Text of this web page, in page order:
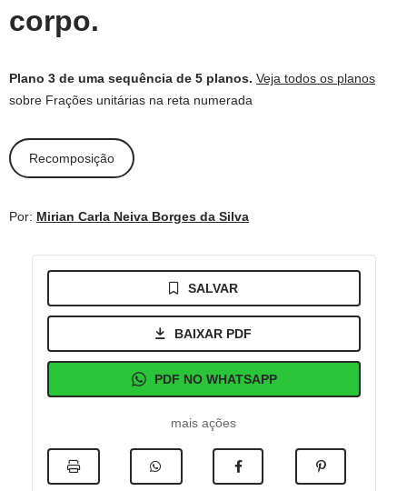
corpo.
Plano 3 de uma sequência de 5 planos. Veja todos os planos
sobre Frações unitárias na reta numerada
Recomposição
Por: Mirian Carla Neiva Borges da Silva
SALVAR
BAIXAR PDF
PDF NO WHATSAPP
mais ações